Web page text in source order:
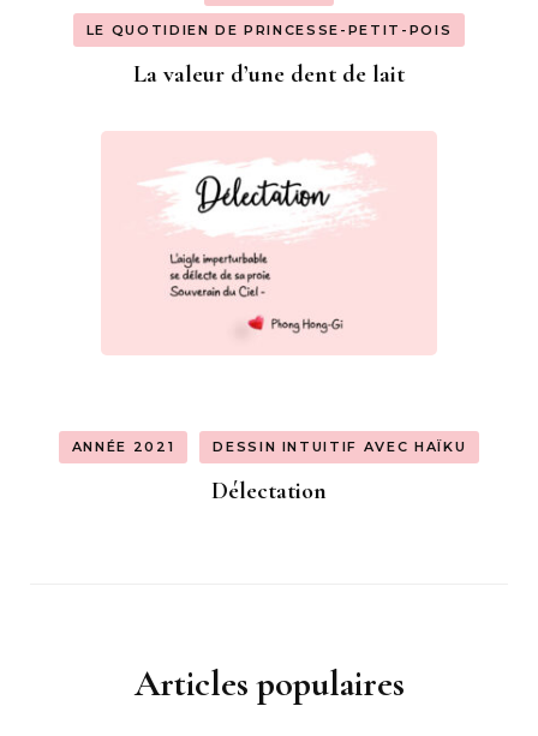
LE QUOTIDIEN DE PRINCESSE-PETIT-POIS
La valeur d’une dent de lait
ANNÉE 2021 DESSIN INTUITIF AVEC HAÏKU
Délectation
Articles populaires